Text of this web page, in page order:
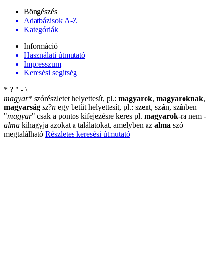
Böngészés
Adatbázisok A-Z
Kategóriák
Információ
Használati útmutató
Impresszum
Keresési segítség
* ? " - \
magyar* szórészletet helyettesít, pl.: magyarok, magyaroknak,
magyarság sz?n egy betűt helyettesít, pl.: szent, szán, színben
"magyar" csak a pontos kifejezésre keres pl. magyarok-ra nem -
alma kihagyja azokat a találatokat, amelyben az alma szó
megtalálható Részletes keresési útmutató